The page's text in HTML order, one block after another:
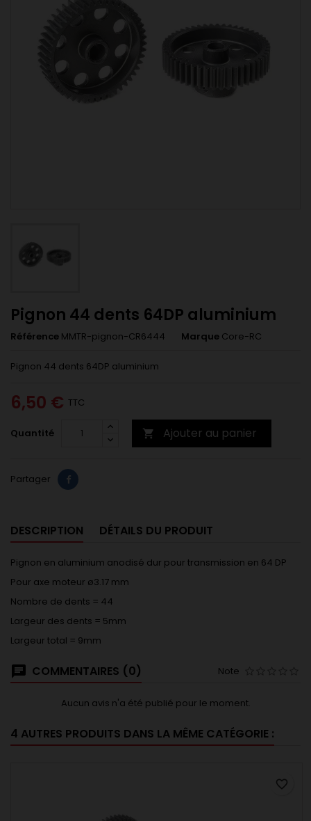
Pignon 44 dents 64DP aluminium
Référence MMTR-pignon-CR6444 Marque Core-RC
Pignon 44 dents 64DP aluminium
6,50 € TTC
Quantité  Ajouter au panier
Partager
DESCRIPTION DÉTAILS DU PRODUIT
Pignon en aluminium anodisé dur pour transmission en 64 DP
Pour axe moteur ø3.17 mm
Nombre de dents = 44
Largeur des dents = 5mm
Largeur total = 9mm
COMMENTAIRES (0) Note
Aucun avis n'a été publié pour le moment.
4 AUTRES PRODUITS DANS LA MÊME CATÉGORIE :
favorite_border